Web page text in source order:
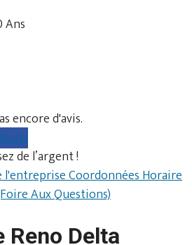
Ans
encore d'avis.
de l’argent !
l'entrepriseCoordonnéesHoraire
Aux Questions)
Reno Delta